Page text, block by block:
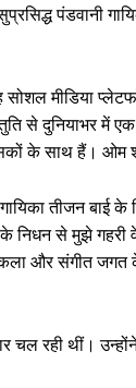
पंडवानी
सोशल मीडिया
से दुनियाभर में
के साथ हैं। ओम
गायिका तीजन
निधन से मुझे गहरी
कला और संगीत
चल रही थीं।